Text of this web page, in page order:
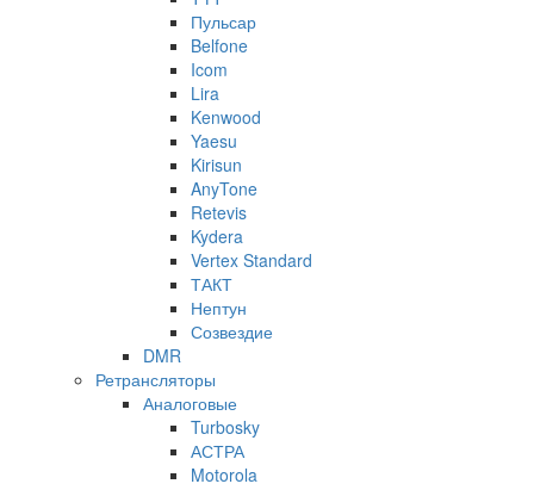
Пульсар
Belfone
Icom
Lira
Kenwood
Yaesu
Kirisun
AnyTone
Retevis
Kydera
Vertex Standard
ТАКТ
Нептун
Созвездие
DMR
Ретрансляторы
Аналоговые
Turbosky
АСТРА
Motorola